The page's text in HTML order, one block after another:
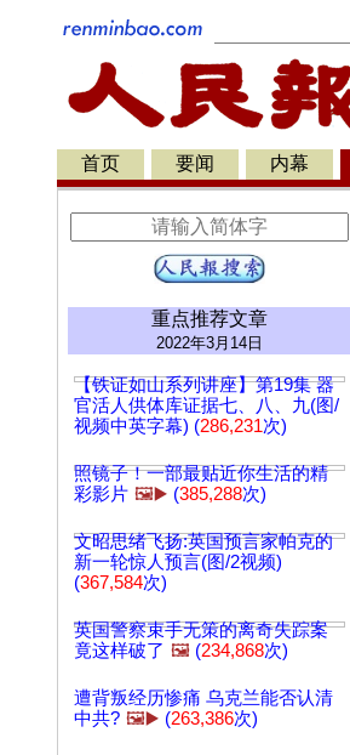
首页 要闻 内幕
重点推荐文章
2022年3月14日
【铁证如山系列讲座】第19集 器
官活人供体库证据七、八、九(图/
视频中英字幕) (286,231次)
照镜子！一部最贴近你生活的精
彩影片 🖼️▶️ (385,288次)
文昭思绪飞扬:英国预言家帕克的
新一轮惊人预言(图/2视频)
(367,584次)
英国警察束手无策的离奇失踪案
竟这样破了 🖼️ (234,868次)
遭背叛经历惨痛 乌克兰能否认清
中共? 🖼️▶️ (263,386次)